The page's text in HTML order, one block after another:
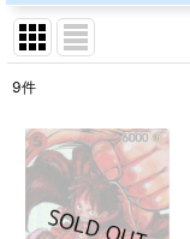
表示数 :
在庫あり
9件